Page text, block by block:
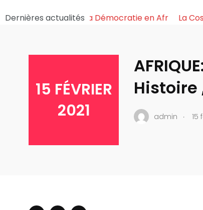
Dernières actualités
du Pouvoir Fabrique et Asphyxie la
15 FÉVRIER
2021
Histoire
admin . 15